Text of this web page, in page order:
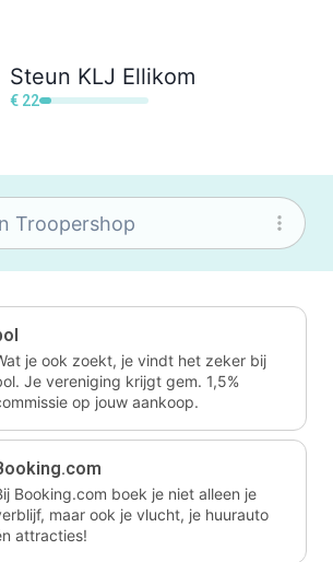
Steun KLJ Ellikom
€ 22
je ook zoekt, je vindt het zeker bij
Je vereniging krijgt gem. 1,5%
op jouw aankoop.
Booking.com boek je niet alleen je
maar ook je vlucht, je huurauto
attracties!